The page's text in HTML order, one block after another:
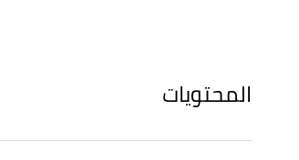
المحتويات